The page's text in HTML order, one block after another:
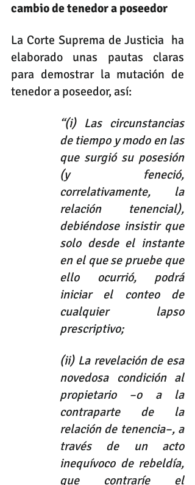
cambio de tenedor a poseedor
La Corte Suprema de Justicia  ha
elaborado unas pautas claras
para demostrar la mutación de
tenedor a poseedor, así:
“(i) Las circunstancias
de tiempo y modo en las
que surgió su posesión
(y feneció,
correlativamente, la
relación tenencial),
debiéndose insistir que
solo desde el instante
en el que se pruebe que
ello ocurrió, podrá
iniciar el conteo de
cualquier lapso
prescriptivo;
(ii) La revelación de esa
novedosa condición al
propietario –o a la
contraparte de la
relación de tenencia–, a
través de un acto
inequívoco de rebeldía,
que contraríe el